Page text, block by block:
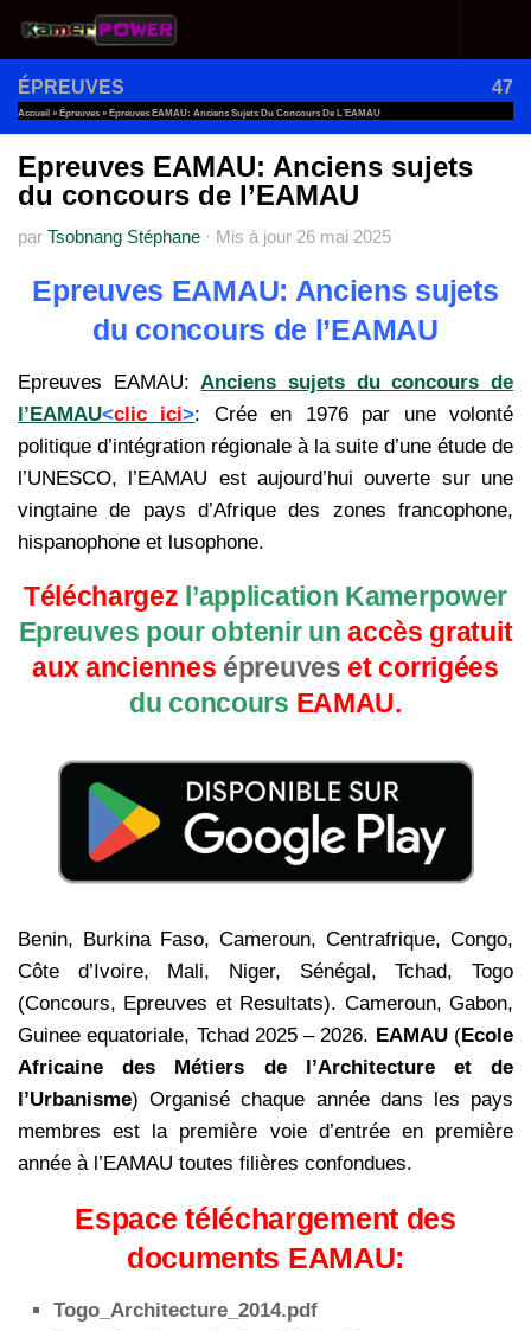
Au dessous du contenu
ÉPREUVES 47
Accueil » Épreuves » Epreuves EAMAU: Anciens Sujets Du Concours De L’EAMAU
Epreuves EAMAU: Anciens sujets
du concours de l’EAMAU
par Tsobnang Stéphane · Mis à jour 26 mai 2025
Epreuves EAMAU: Anciens sujets
du concours de l’EAMAU
Epreuves EAMAU: Anciens sujets du concours de
l’EAMAU<clic ici>: Crée en 1976 par une volonté
politique d’intégration régionale à la suite d’une étude de
l’UNESCO, l’EAMAU est aujourd’hui ouverte sur une
vingtaine de pays d’Afrique des zones francophone,
hispanophone et lusophone.
Téléchargez l’application Kamerpower
Epreuves pour obtenir unaccès gratuit
aux anciennes épreuves et corrigées
du concours EAMAU.
Benin, Burkina Faso, Cameroun, Centrafrique, Congo,
Côte d’Ivoire, Mali, Niger, Sénégal, Tchad, Togo
(Concours, Epreuves et Resultats). Cameroun, Gabon,
Guinee equatoriale, Tchad 2025 – 2026. EAMAU(Ecole
Africaine des Métiers de l’Architecture et de
l’Urbanisme) Organisé chaque année dans les pays
membres est la première voie d’entrée en première
année à l’EAMAU toutes filières confondues.
Espace téléchargement des
documents EAMAU:
Togo_Architecture_2014.pdf